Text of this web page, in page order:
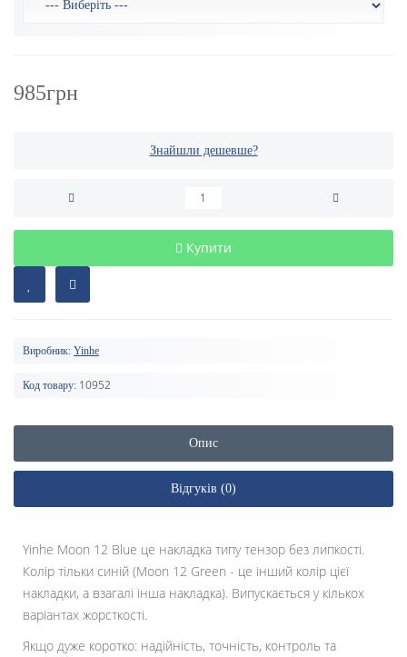
985грн
Знайшли дешевше?
Купити
Виробник: Yinhe
Код товару: 10952
Опис
Відгуків (0)
Yinhe Moon 12 Blue це накладка типу тензор без липкості.
Колір тільки синій (Moon 12 Green - це інший колір цієї
накладки, а взагалі інша накладка). Випускається у кількох
варіантах жорсткості.
Якщо дуже коротко: надійність, точність, контроль та